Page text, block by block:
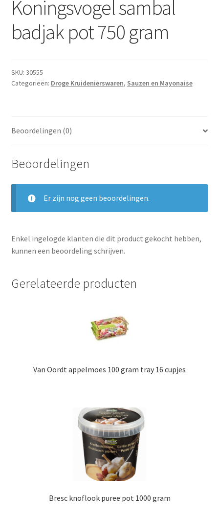
Dranken
Droge Kruidenierswaren
Koeling
Salades
Stoverijen
Maaltijden Diepvries
Koningsvogel sambal
badjak pot 750 gram
SKU: 30555
Categorieën: Droge Kruidenierswaren, Sauzen en Mayonaise
Beoordelingen (0)
Beoordelingen
Er zijn nog geen beoordelingen.
Enkel ingelogde klanten die dit product gekocht hebben,
kunnen een beoordeling schrijven.
Gerelateerde producten
Van Oordt appelmoes 100 gram tray 16 cupjes
Bresc knoflook puree pot 1000 gram